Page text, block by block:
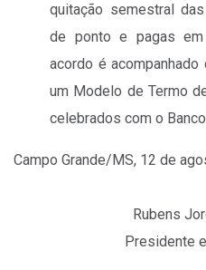
quitação semestral
de ponto e pagas
acordo é
um Modelo de Termo
celebrados com o
Campo Grande/MS, 12 de
Rubens
Presidente